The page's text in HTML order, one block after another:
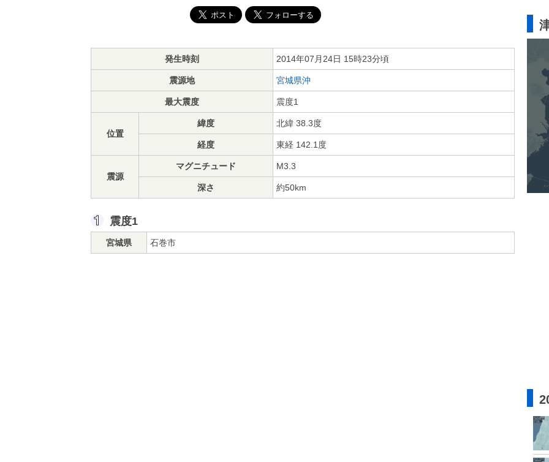
発生時刻 2014年07月24日 15時23分頃
震源地 宮城県沖
最大震度 震度1
位置
緯度 北緯 38.3度
経度 東経 142.1度
震源
マグニチュード M3.3
深さ 約50km
震度1
宮城県 石巻市